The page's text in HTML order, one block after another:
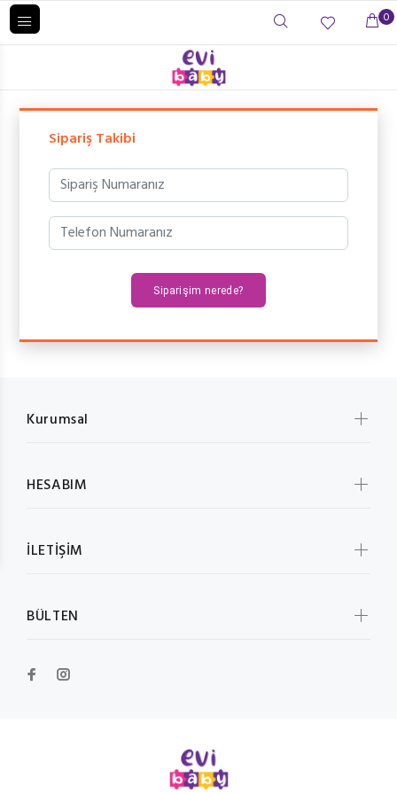
0
Sipariş Takibi
Siparişim nerede?
Kurumsal
HESABIM
İLETİŞİM
BÜLTEN